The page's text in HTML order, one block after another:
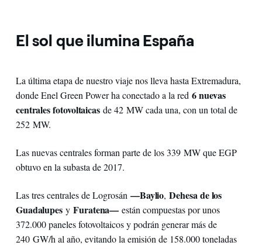
El sol que ilumina España
La última etapa de nuestro viaje nos lleva hasta Extremadura,
donde Enel Green Power ha conectado a la red 6 nuevas
centrales fotovoltaicas de 42 MW cada una, con un total de
252 MW.
Las nuevas centrales forman parte de los 339 MW que EGP
obtuvo en la subasta de 2017.
Las tres centrales de Logrosán —Baylio,Dehesa de los
Guadalupes y Furatena— están compuestas por unos
372.000 paneles fotovoltaicos y podrán generar más de
240 GW/h al año, evitando la emisión de 158.000 toneladas